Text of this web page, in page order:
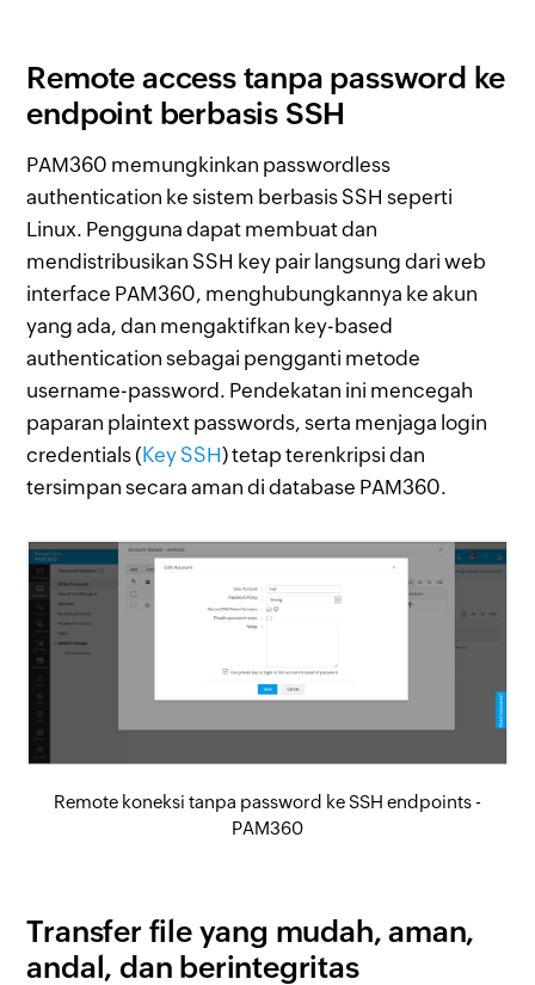
Remote access tanpa password ke
endpoint berbasis SSH
PAM360 memungkinkan passwordless
authentication ke sistem berbasis SSH seperti
Linux. Pengguna dapat membuat dan
mendistribusikan SSH key pair langsung dari web
interface PAM360, menghubungkannya ke akun
yang ada, dan mengaktifkan key-based
authentication sebagai pengganti metode
username-password. Pendekatan ini mencegah
paparan plaintext passwords, serta menjaga login
credentials ( Key SSH) tetap terenkripsi dan
tersimpan secara aman di database PAM360.
Remote koneksi tanpa password ke SSH endpoints -
PAM360
Transfer file yang mudah, aman,
andal, dan berintegritas